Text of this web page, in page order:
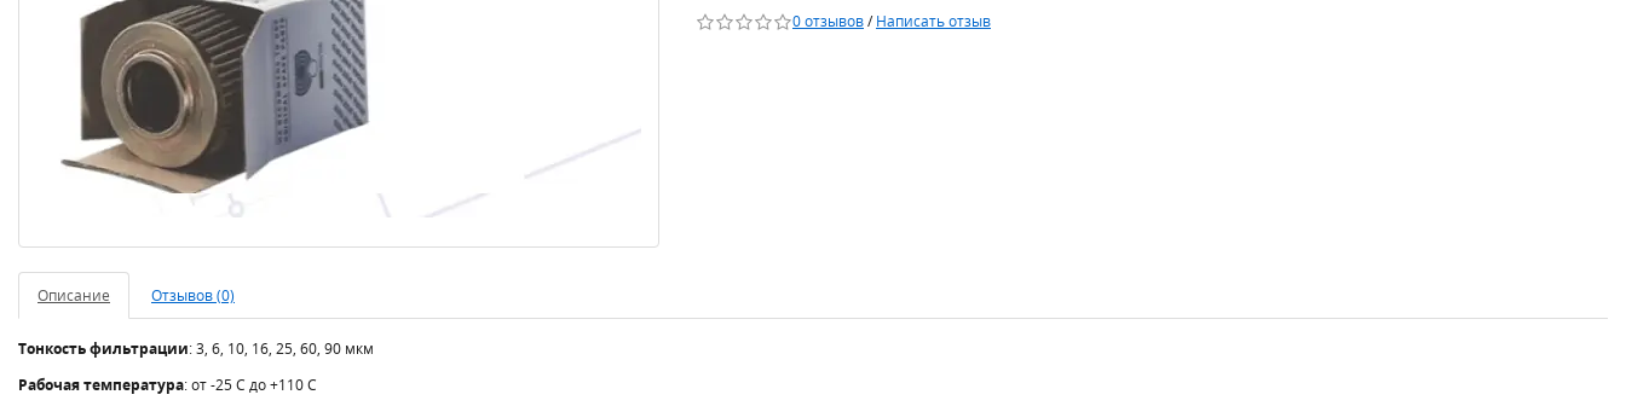
0 отзывов/Написать отзыв
Описание Отзывов (0)
Тонкость фильтрации: 3, 6, 10, 16, 25, 60, 90 мкм
Рабочая температура: от -25 С до +110 С